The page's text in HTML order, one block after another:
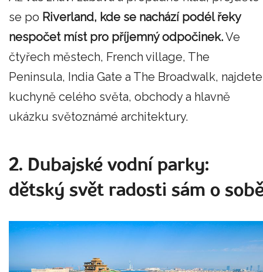
se po Riverland, kde se nachází podél řeky
nespočet míst pro příjemný odpočinek.Ve
čtyřech městech, French village, The
Peninsula, India Gate a The Broadwalk, najdete
kuchyně celého světa, obchody a hlavně
ukázku světoznámé architektury.
2. Dubajské vodní parky:
dětský svět radosti sám o